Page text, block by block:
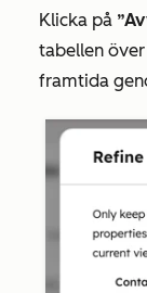
Klicka på
tabellen
framtida